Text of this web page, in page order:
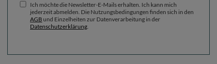
Ich möchte die Newsletter-E-Mails erhalten. Ich kann mich
jederzeit abmelden. Die Nutzungsbedingungen finden sich in den
AGB und Einzelheiten zur Datenverarbeitung in der
Datenschutzerklärung